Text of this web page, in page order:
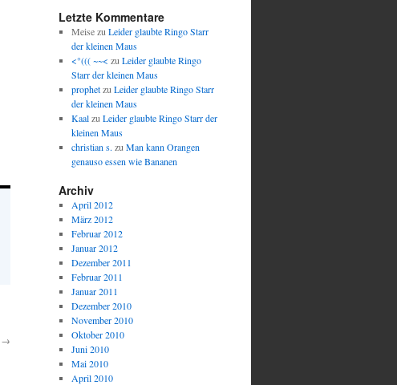
→
Letzte Kommentare
Meisezu Leider glaubte Ringo Starr
der kleinen Maus
<°((( ~~< zu Leider glaubte Ringo
Starr der kleinen Maus
prophetzu Leider glaubte Ringo Starr
der kleinen Maus
Kaalzu Leider glaubte Ringo Starr der
kleinen Maus
christian s. zu Man kann Orangen
genauso essen wie Bananen
Archiv
April 2012
März 2012
Februar 2012
Januar 2012
Dezember 2011
Februar 2011
Januar 2011
Dezember 2010
November 2010
Oktober 2010
Juni 2010
Mai 2010
April 2010